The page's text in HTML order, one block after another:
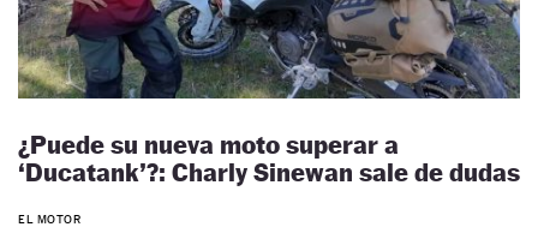
¿Puede su nueva moto superar a
‘Ducatank’?: Charly Sinewan sale de dudas
EL MOTOR